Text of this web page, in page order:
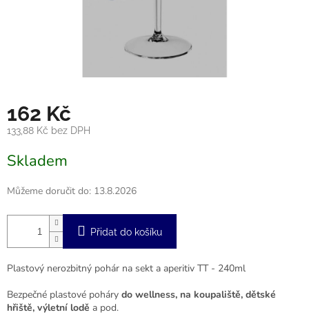
162 Kč
133,88 Kč bez DPH
cena:
Skladem
Můžeme doručit do: 13.8.2026
Přidat do košíku
Plastový nerozbitný pohár na sekt a aperitiv TT - 240ml
Bezpečné plastové poháry do wellness, na koupaliště, dětské
hřiště, výletní lodě a pod.